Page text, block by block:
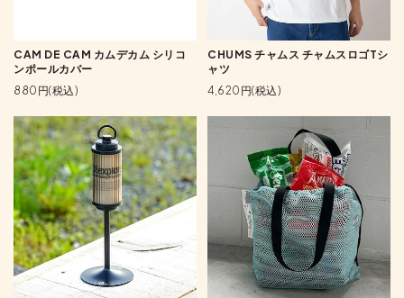
CAM DE CAM カムデカム シリコ
ンポールカバー
880円(税込)
CHUMS チャムス チャムスロゴTシ
ャツ
4,620円(税込)